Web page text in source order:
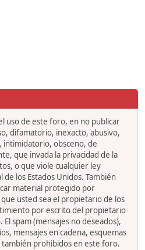
uso de este foro, en no publicar
difamatorio, inexacto, abusivo,
intimidatorio, obsceno, de
que invada la privacidad de la
o que viole cualquier ley
los Estados Unidos. También
material protegido por
usted sea el propietario de los
por escrito del propietario
spam (mensajes no deseados),
mensajes en cadena, esquemas
también prohibidos en este foro.